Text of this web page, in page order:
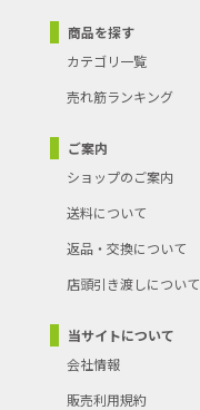
商品を探す
カテゴリ一覧
売れ筋ランキング
ご案内
ショップのご案内
送料について
返品・交換について
店頭引き渡しについて
当サイトについて
会社情報
販売利用規約